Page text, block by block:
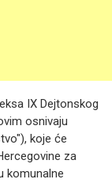
IX Dejtonskog
osnivaju
koje će
za
komunalne